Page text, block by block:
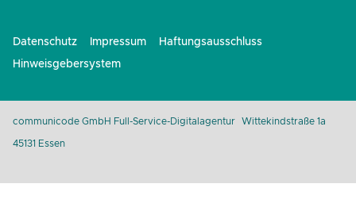
Datenschutz Impressum
Haftungsausschluss
Hinweisgebersystem
communicode GmbH Full-Service-Digitalagentur Wittekindstraße 1a
45131 Essen